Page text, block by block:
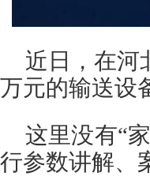
近日，在河
万元的输送设
这里没有“
行参数讲解、